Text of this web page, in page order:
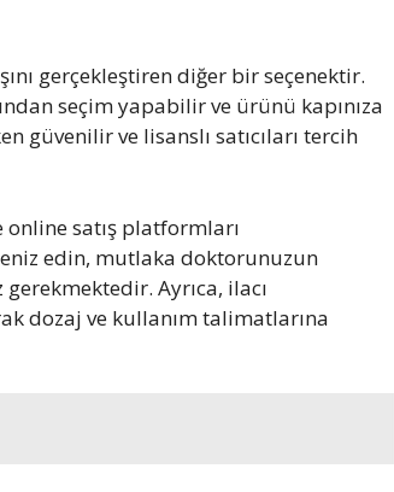
gerçekleştiren diğer bir seçenektir.
seçim yapabilir ve ürünü kapınıza
güvenilir ve lisanslı satıcıları tercih
online satış platformları
edin, mutlaka doktorunuzun
Ayrıca, ilacı
dozaj ve kullanım talimatlarına